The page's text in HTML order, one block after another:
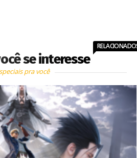
se interesse
pra você